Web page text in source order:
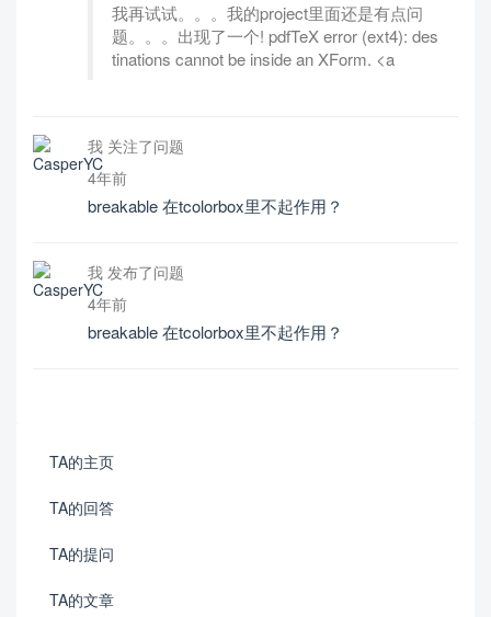
我再试试。。。我的project里面还是有点问
题。。。出现了一个! pdfTeX error (ext4): des
tinations cannot be inside an XForm. <a
我 关注了问题
4年前
breakable 在tcolorbox里不起作用？
我 发布了问题
4年前
breakable 在tcolorbox里不起作用？
TA的主页
TA的回答
TA的提问
TA的文章